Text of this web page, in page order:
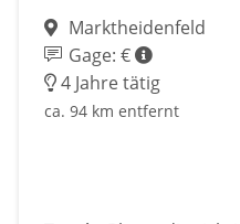
Marktheidenfeld
Gage: €
4 Jahre tätig
ca. 94 km entfernt